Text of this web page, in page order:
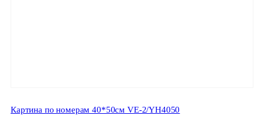
Картина по номерам 40*50см VE-2/YH4050